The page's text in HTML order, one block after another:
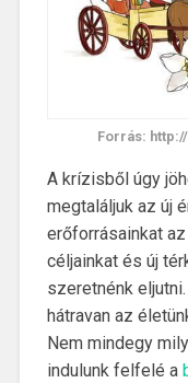
Forrás:
A krízisből úgy
megtaláljuk az új
erőforrásainkat
céljainkat és új
szeretnénk
hátravan az
Nem mindegy
indulunk felfelé a